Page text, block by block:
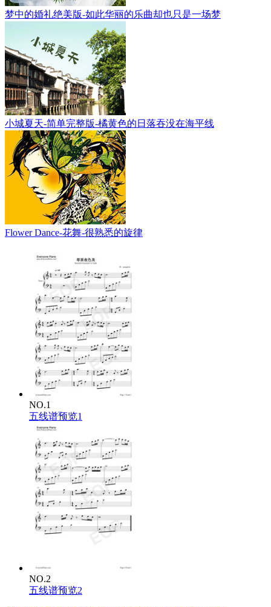
梦中的婚礼绝美版-如此华丽的乐曲却也只是一场梦
小城夏天-简单完整版-橘黄色的日落吞没在海平线
Flower Dance-花舞-很熟悉的旋律
NO.1
五线谱预览1
NO.2
五线谱预览2